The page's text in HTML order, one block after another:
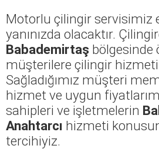
Motorlu çilingir servisimiz
yanınızda olacaktır.
Babademirtaş bölgesinde
müşterilere çilingir
Sağladığımız müşteri
hizmet ve uygun
sahipleri ve işletmelerin
Anahtarcı hizmeti
tercihiyiz.